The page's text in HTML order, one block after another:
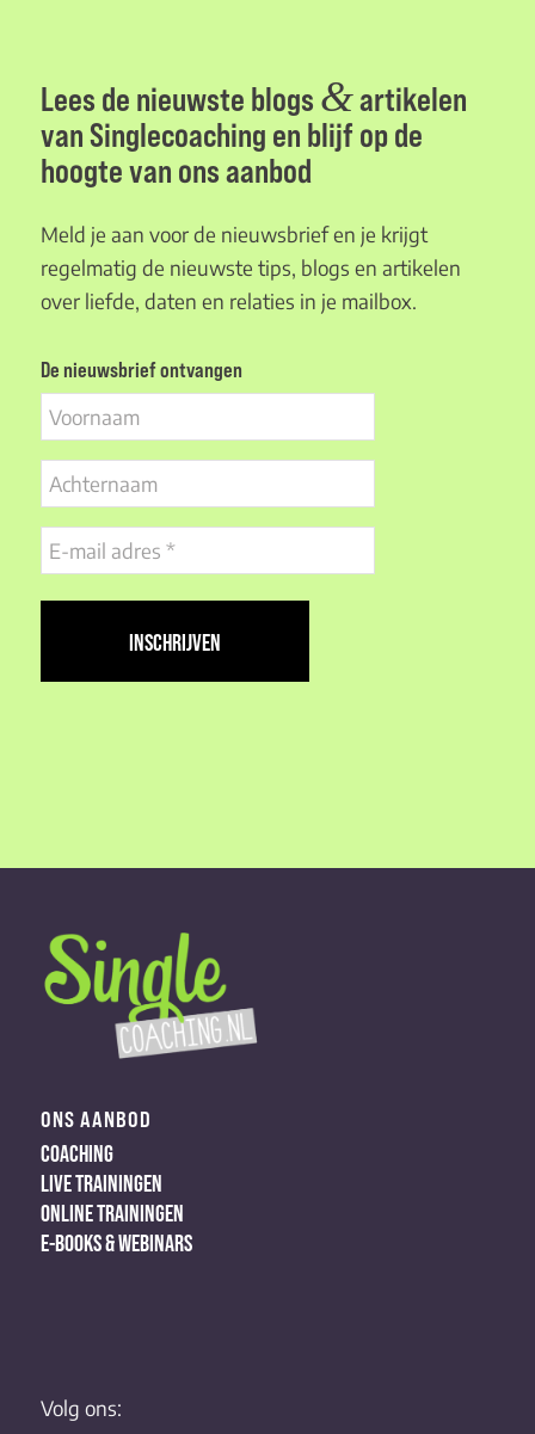
Lees de nieuwste blogs &artikelen
van Singlecoaching en blijf op de
hoogte van ons aanbod
Meld je aan voor de nieuwsbrief en je krijgt
regelmatig de nieuwste tips, blogs en artikelen
over liefde, daten en relaties in je mailbox.
De nieuwsbrief ontvangen
Voornaam
Achternaam
E-
mail
ONS AANBOD
COACHING
LIVE TRAININGEN
ONLINE TRAININGEN
E-BOOKS & WEBINARS
Volg ons: